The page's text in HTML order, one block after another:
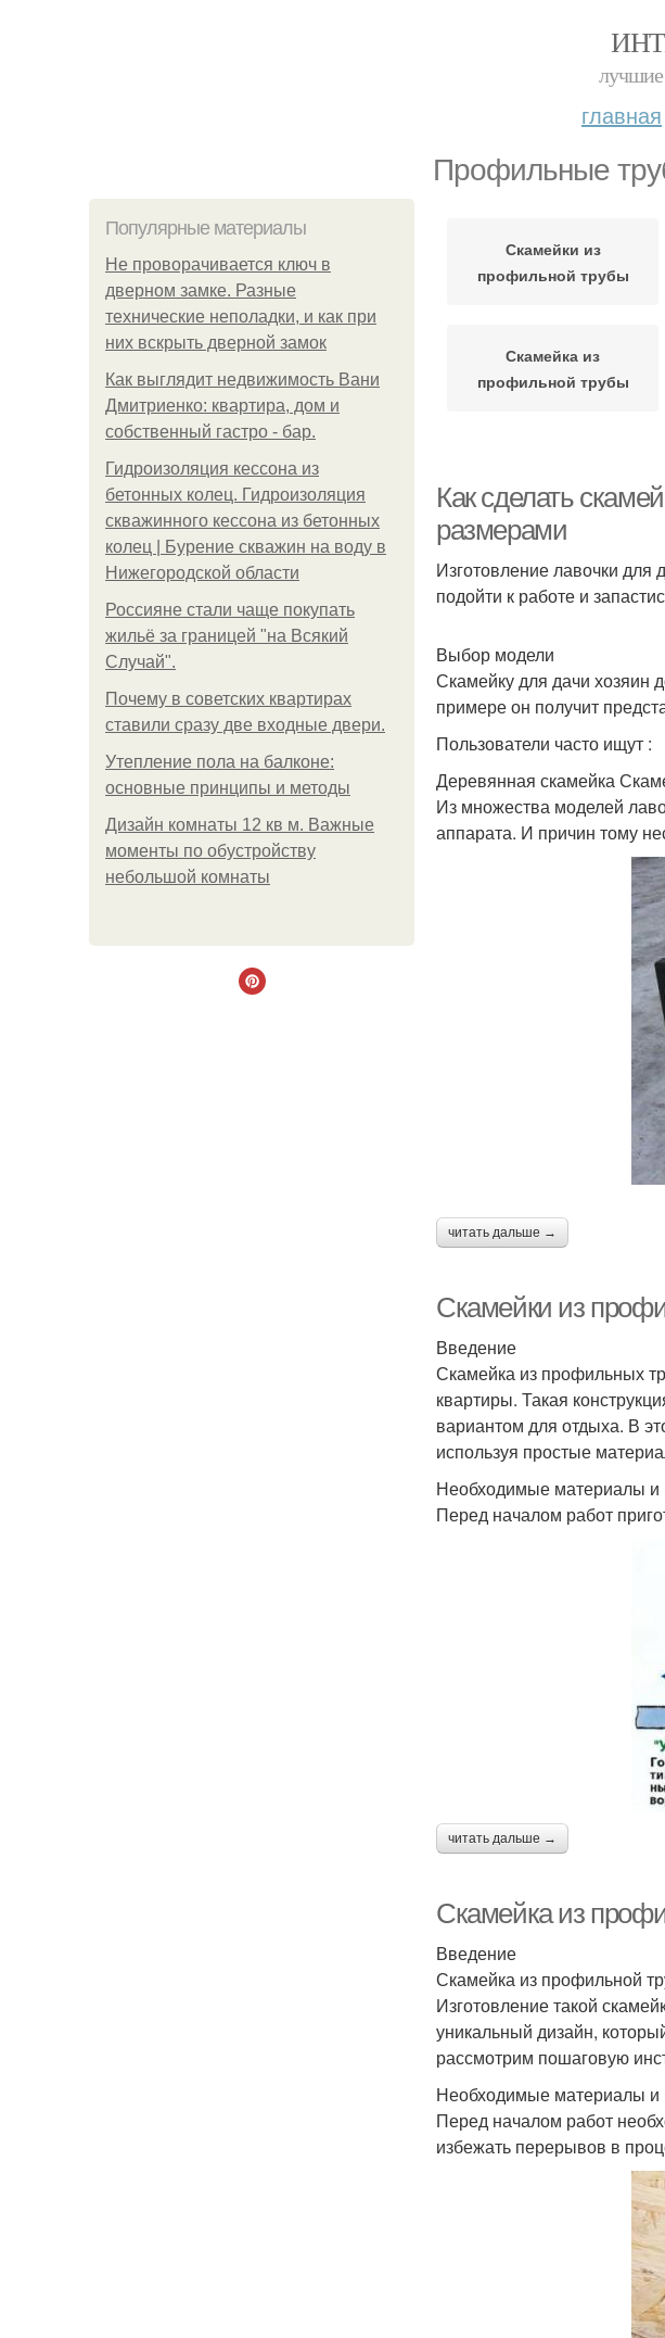
лучшие
главная
Профильные
Популярные материалы
Не проворачивается ключ в
дверном замке. Разные
технические неполадки, и как при
них вскрыть дверной замок
Как выглядит недвижимость Вани
Дмитриенко: квартира, дом и
собственный гастро - бар.
Гидроизоляция кессона из
бетонных колец. Гидроизоляция
скважинного кессона из бетонных
колец | Бурение скважин на воду в
Нижегородской области
Россияне стали чаще покупать
жильё за границей "на Всякий
Случай".
Почему в советских квартирах
ставили сразу две входные двери.
Утепление пола на балконе:
основные принципы и методы
Дизайн комнаты 12 кв м. Важные
моменты по обустройству
небольшой комнаты
Скамейки из
профильной трубы
Скамейка из
профильной трубы
трубы
Чертежи из
профильной трубы
Мебели из профильной
трубы
Как сделать
размерами
Изготовление лавочки для
подойти к работе и
Выбор модели
Скамейку для дачи хозяин
примере он получит
Пользователи часто ищут :
Деревянная скамейка
Из множества моделей
аппарата. И причин тому
читать дальше →
Скамейки из
Введение
Скамейка из профильных
квартиры. Такая
вариантом для отдыха. В
используя простые
Необходимые материалы и
Перед началом работ
читать дальше →
Скамейка из
Введение
Скамейка из профильной
Изготовление такой
уникальный дизайн,
рассмотрим пошаговую
Необходимые материалы и
Перед началом работ
избежать перерывов в